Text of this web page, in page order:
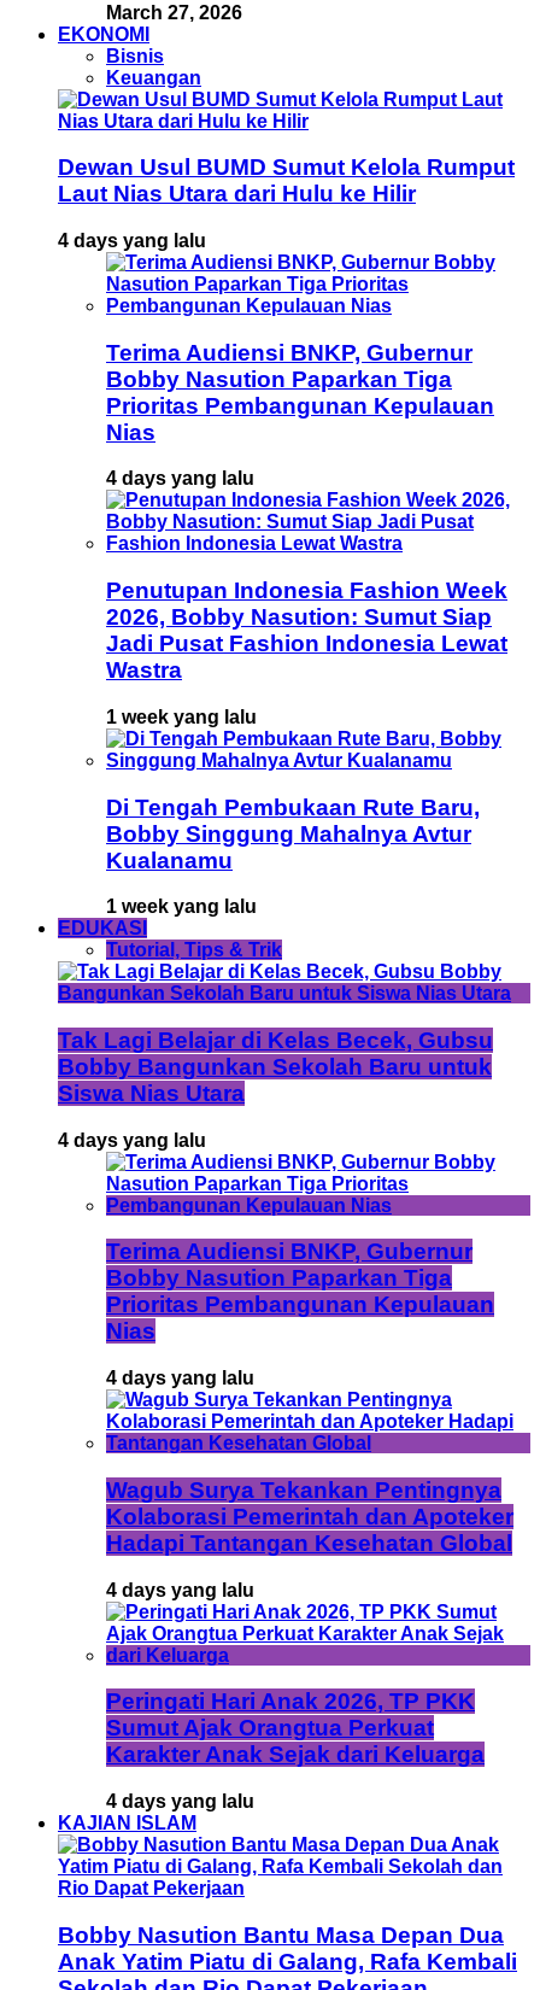
March 27, 2026
EKONOMI
Bisnis
Keuangan
Dewan Usul BUMD Sumut Kelola Rumput
Laut Nias Utara dari Hulu ke Hilir
4 days yang lalu
Terima Audiensi BNKP, Gubernur
Bobby Nasution Paparkan Tiga
Prioritas Pembangunan Kepulauan
Nias
4 days yang lalu
Penutupan Indonesia Fashion Week
2026, Bobby Nasution: Sumut Siap
Jadi Pusat Fashion Indonesia Lewat
Wastra
1 week yang lalu
Di Tengah Pembukaan Rute Baru,
Bobby Singgung Mahalnya Avtur
Kualanamu
1 week yang lalu
EDUKASI
Tutorial, Tips & Trik
Tak Lagi Belajar di Kelas Becek, Gubsu
Bobby Bangunkan Sekolah Baru untuk
Siswa Nias Utara
4 days yang lalu
Terima Audiensi BNKP, Gubernur
Bobby Nasution Paparkan Tiga
Prioritas Pembangunan Kepulauan
Nias
4 days yang lalu
Wagub Surya Tekankan Pentingnya
Kolaborasi Pemerintah dan Apoteker
Hadapi Tantangan Kesehatan Global
4 days yang lalu
Peringati Hari Anak 2026, TP PKK
Sumut Ajak Orangtua Perkuat
Karakter Anak Sejak dari Keluarga
4 days yang lalu
KAJIAN ISLAM
Bobby Nasution Bantu Masa Depan Dua
Anak Yatim Piatu di Galang, Rafa Kembali